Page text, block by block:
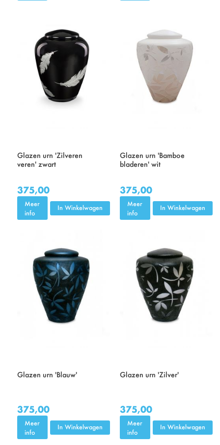
Glazen urn 'Zilveren
veren' zwart
375,00
Meer
info
In Winkelwagen
Glazen urn 'Bamboe
bladeren' wit
375,00
Meer
info
In Winkelwagen
Glazen urn 'Blauw'
375,00
Meer
info
In Winkelwagen
Glazen urn 'Zilver'
375,00
Meer
info
In Winkelwagen